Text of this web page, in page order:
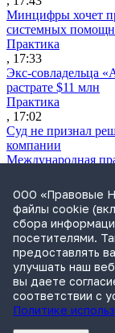
Минцифры хочет
системных
Практика
, 17:33
Экс-совладельца
растрате $11 млн
Практика
, 17:02
Суд не признал
компании
Международная
Дроны могут
ПДД
Практика
, 15:41
Бывшего сенатора
о хищении
Практика
, 15:29
ООО «Правовые
файлы cookie
сбора
посетителями.
предоставлять
улучшать наш
вы даете
соответствии с
Политике